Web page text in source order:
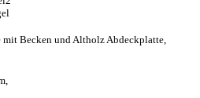
mit Becken und Altholz Abdeckplatte,